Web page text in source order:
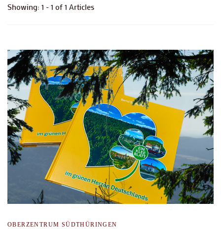
Showing: 1 - 1 of 1 Articles
OBERZENTRUM SÜDTHÜRINGEN